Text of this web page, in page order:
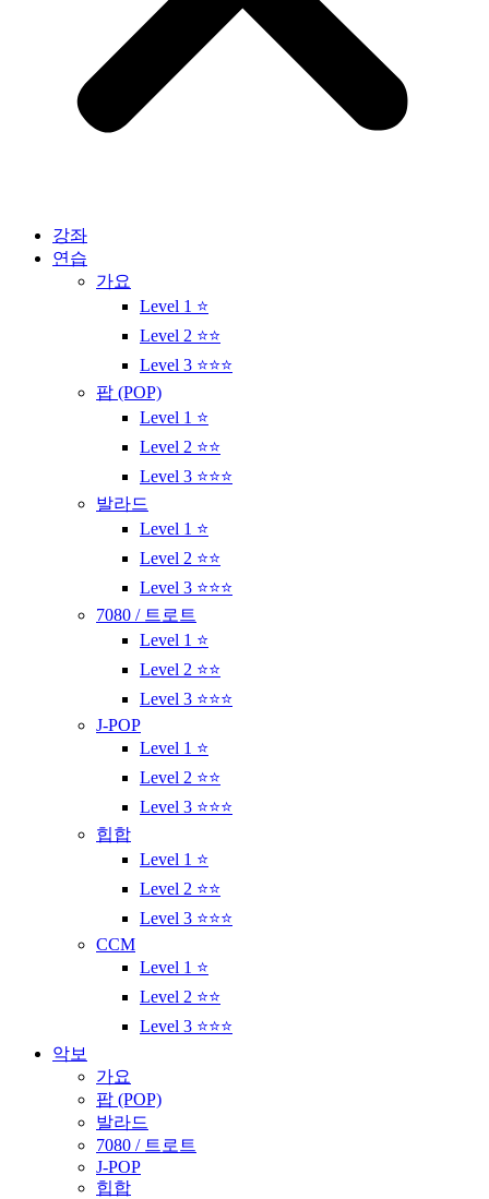
강좌
연습
가요
Level 1 ⭐
Level 2 ⭐⭐
Level 3 ⭐⭐⭐
팝 (POP)
Level 1 ⭐
Level 2 ⭐⭐
Level 3 ⭐⭐⭐
발라드
Level 1 ⭐
Level 2 ⭐⭐
Level 3 ⭐⭐⭐
7080 / 트로트
Level 1 ⭐
Level 2 ⭐⭐
Level 3 ⭐⭐⭐
J-POP
Level 1 ⭐
Level 2 ⭐⭐
Level 3 ⭐⭐⭐
힙합
Level 1 ⭐
Level 2 ⭐⭐
Level 3 ⭐⭐⭐
CCM
Level 1 ⭐
Level 2 ⭐⭐
Level 3 ⭐⭐⭐
악보
가요
팝 (POP)
발라드
7080 / 트로트
J-POP
힙합